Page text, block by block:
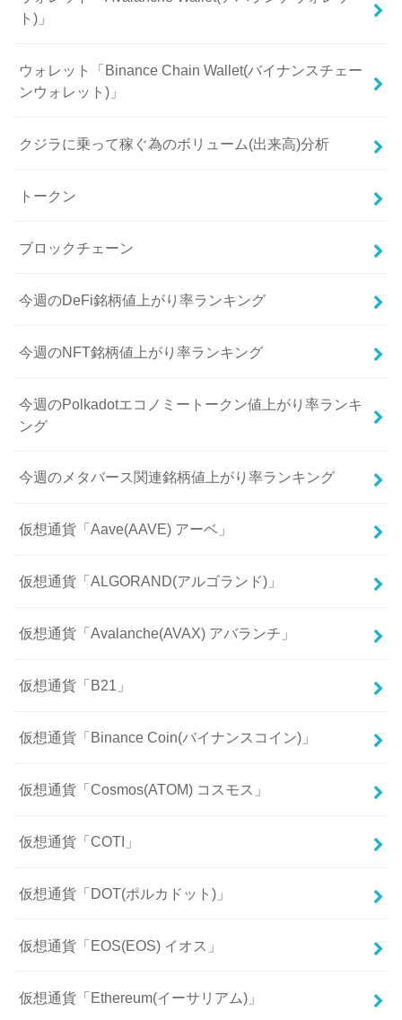
ト)」
ウォレット「Binance Chain Wallet(バイナンスチェー
ンウォレット)」
クジラに乗って稼ぐ為のボリューム(出来高)分析
トークン
ブロックチェーン
今週のDeFi銘柄値上がり率ランキング
今週のNFT銘柄値上がり率ランキング
今週のPolkadotエコノミートークン値上がり率ランキ
ング
今週のメタバース関連銘柄値上がり率ランキング
仮想通貨「Aave(AAVE) アーベ」
仮想通貨「ALGORAND(アルゴランド)」
仮想通貨「Avalanche(AVAX) アバランチ」
仮想通貨「B21」
仮想通貨「Binance Coin(バイナンスコイン)」
仮想通貨「Cosmos(ATOM) コスモス」
仮想通貨「COTI」
仮想通貨「DOT(ポルカドット)」
仮想通貨「EOS(EOS) イオス」
仮想通貨「Ethereum(イーサリアム)」